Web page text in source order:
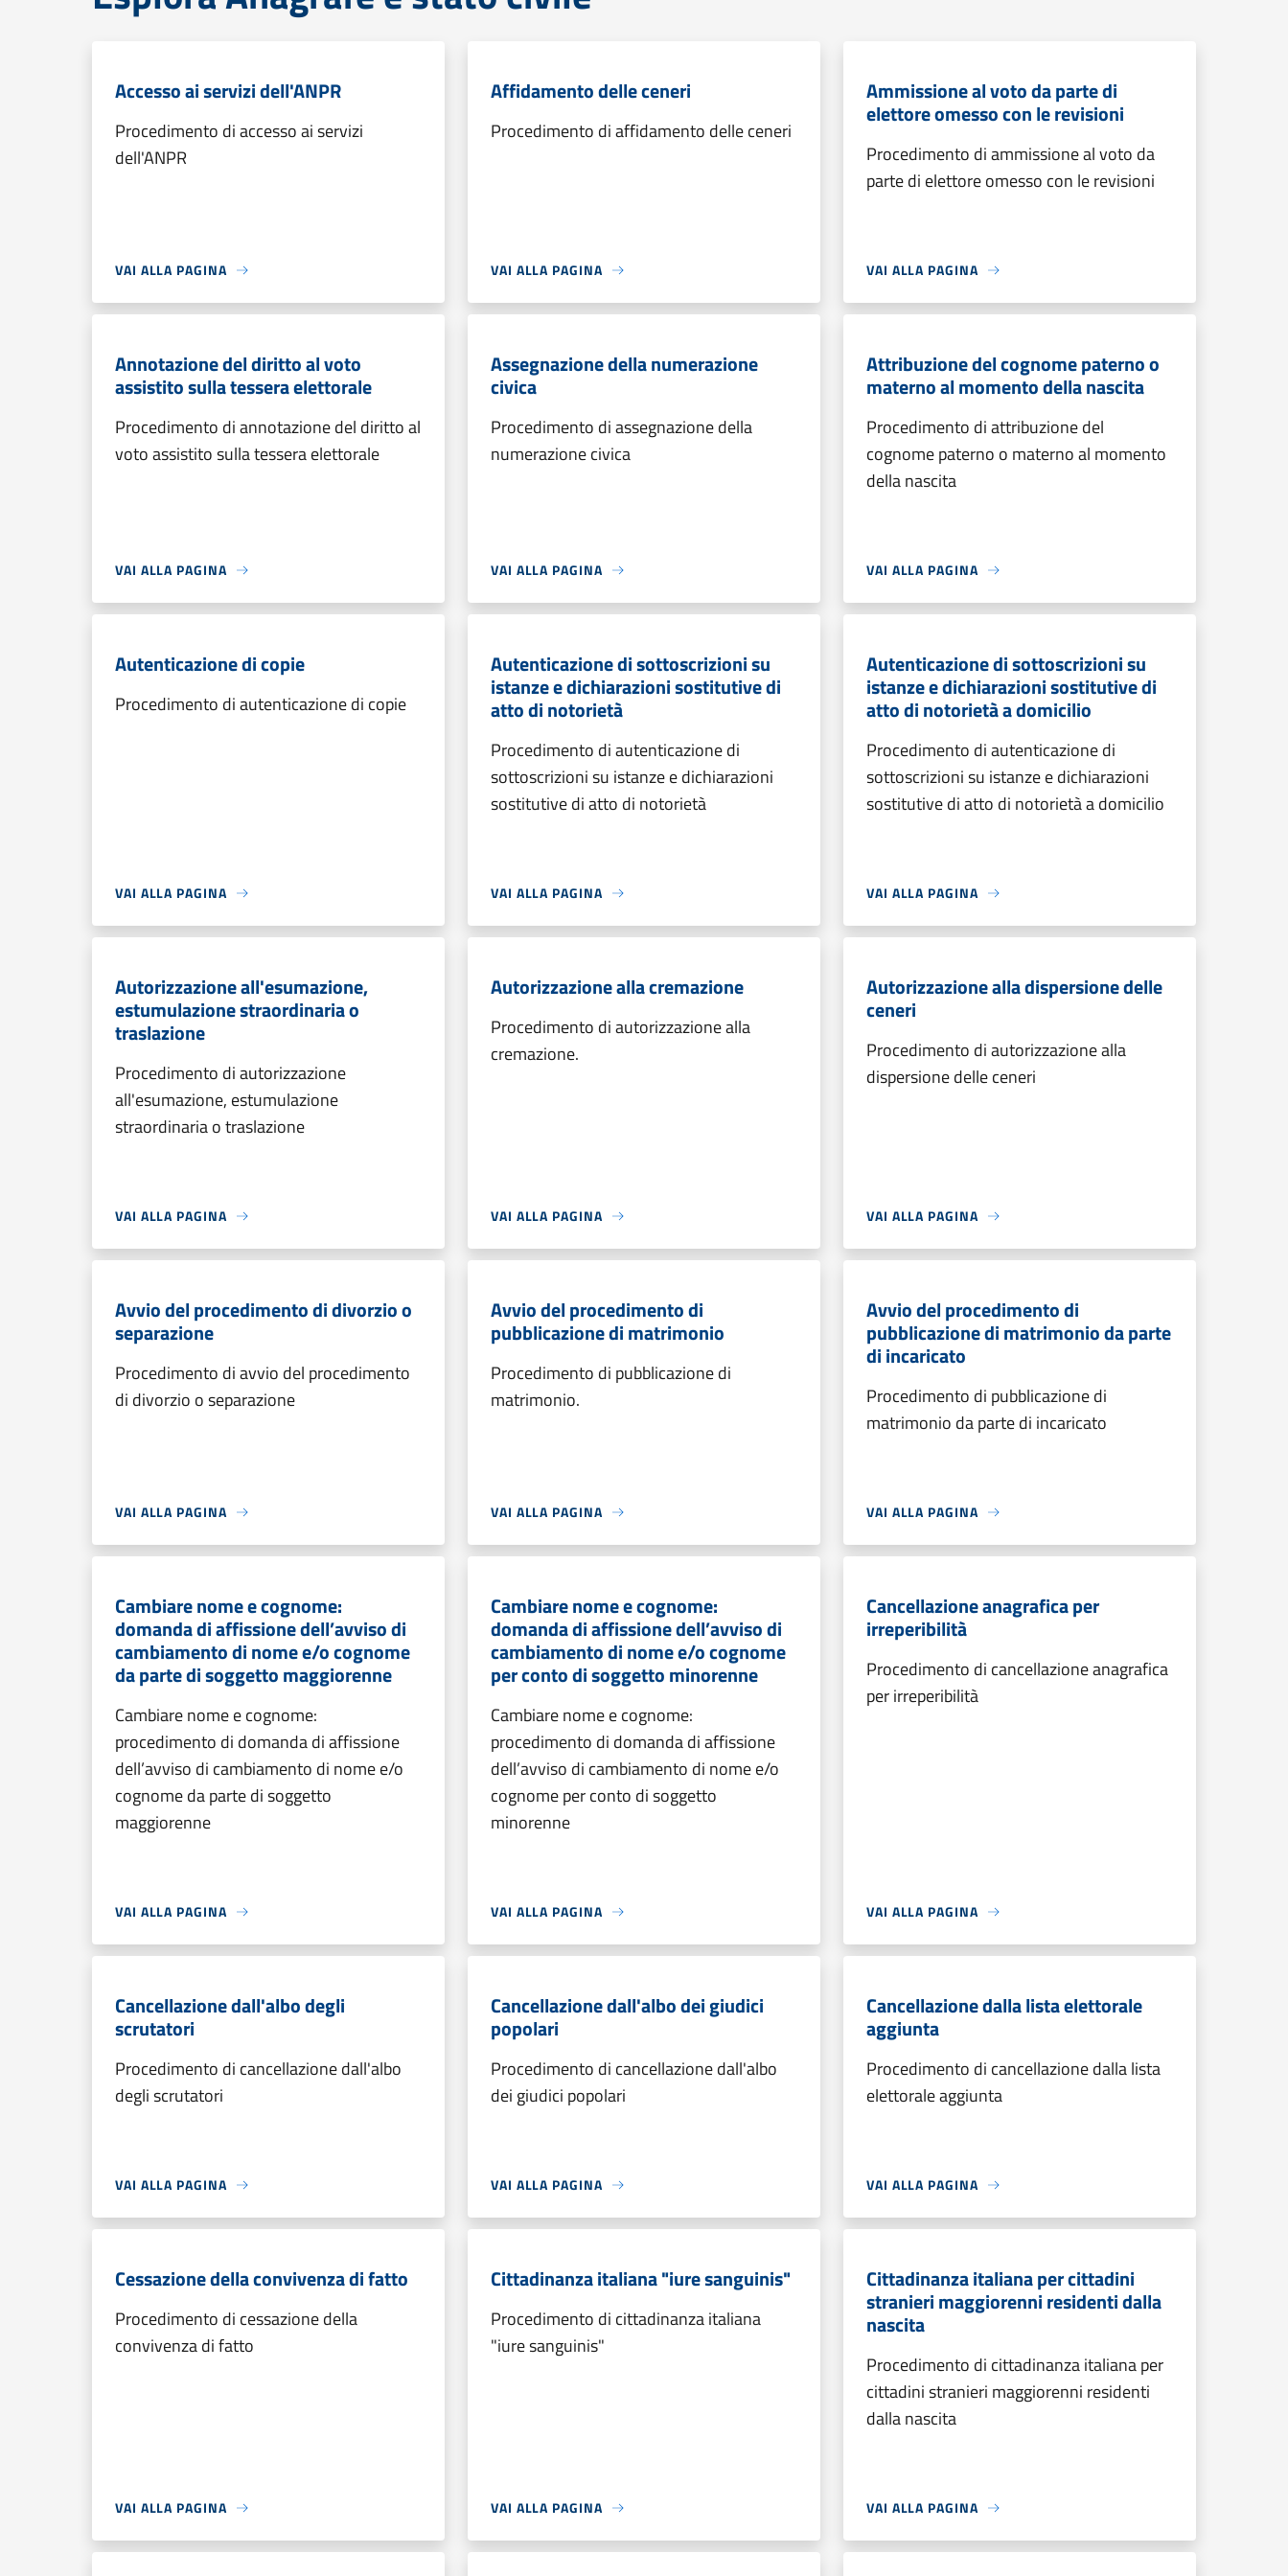
Accesso ai servizi dell'ANPR
Procedimento di accesso ai servizi
dell'ANPR
VAI ALLA PAGINA
Affidamento delle ceneri
Procedimento di affidamento delle ceneri
VAI ALLA PAGINA
Ammissione al voto da parte di
elettore omesso con le revisioni
Procedimento di ammissione al voto da
parte di elettore omesso con le revisioni
VAI ALLA PAGINA
Annotazione del diritto al voto
assistito sulla tessera elettorale
Procedimento di annotazione del diritto al
voto assistito sulla tessera elettorale
VAI ALLA PAGINA
Assegnazione della numerazione
civica
Procedimento di assegnazione della
numerazione civica
VAI ALLA PAGINA
Attribuzione del cognome paterno o
materno al momento della nascita
Procedimento di attribuzione del
cognome paterno o materno al momento
della nascita
VAI ALLA PAGINA
Autenticazione di copie
Procedimento di autenticazione di copie
VAI ALLA PAGINA
Autenticazione di sottoscrizioni su
istanze e dichiarazioni sostitutive di
atto di notorietà
Procedimento di autenticazione di
sottoscrizioni su istanze e dichiarazioni
sostitutive di atto di notorietà
VAI ALLA PAGINA
Autenticazione di sottoscrizioni su
istanze e dichiarazioni sostitutive di
atto di notorietà a domicilio
Procedimento di autenticazione di
sottoscrizioni su istanze e dichiarazioni
sostitutive di atto di notorietà a domicilio
VAI ALLA PAGINA
Autorizzazione all'esumazione,
estumulazione straordinaria o
traslazione
Procedimento di autorizzazione
all'esumazione, estumulazione
straordinaria o traslazione
VAI ALLA PAGINA
Autorizzazione alla cremazione
Procedimento di autorizzazione alla
cremazione.
VAI ALLA PAGINA
Autorizzazione alla dispersione delle
ceneri
Procedimento di autorizzazione alla
dispersione delle ceneri
VAI ALLA PAGINA
Avvio del procedimento di divorzio o
separazione
Procedimento di avvio del procedimento
di divorzio o separazione
VAI ALLA PAGINA
Avvio del procedimento di
pubblicazione di matrimonio
Procedimento di pubblicazione di
matrimonio.
VAI ALLA PAGINA
Avvio del procedimento di
pubblicazione di matrimonio da parte
di incaricato
Procedimento di pubblicazione di
matrimonio da parte di incaricato
VAI ALLA PAGINA
Cambiare nome e cognome:
domanda di affissione dell’avviso di
cambiamento di nome e/o cognome
da parte di soggetto maggiorenne
Cambiare nome e cognome:
procedimento di domanda di affissione
dell’avviso di cambiamento di nome e/o
cognome da parte di soggetto
maggiorenne
VAI ALLA PAGINA
Cambiare nome e cognome:
domanda di affissione dell’avviso di
cambiamento di nome e/o cognome
per conto di soggetto minorenne
Cambiare nome e cognome:
procedimento di domanda di affissione
dell’avviso di cambiamento di nome e/o
cognome per conto di soggetto
minorenne
VAI ALLA PAGINA
Cancellazione anagrafica per
irreperibilità
Procedimento di cancellazione anagrafica
per irreperibilità
VAI ALLA PAGINA
Cancellazione dall'albo degli
scrutatori
Procedimento di cancellazione dall'albo
degli scrutatori
VAI ALLA PAGINA
Cancellazione dall'albo dei giudici
popolari
Procedimento di cancellazione dall'albo
dei giudici popolari
VAI ALLA PAGINA
Cancellazione dalla lista elettorale
aggiunta
Procedimento di cancellazione dalla lista
elettorale aggiunta
VAI ALLA PAGINA
Cessazione della convivenza di fatto
Procedimento di cessazione della
convivenza di fatto
VAI ALLA PAGINA
Cittadinanza italiana "iure sanguinis"
Procedimento di cittadinanza italiana
"iure sanguinis"
VAI ALLA PAGINA
Cittadinanza italiana per cittadini
stranieri maggiorenni residenti dalla
nascita
Procedimento di cittadinanza italiana per
cittadini stranieri maggiorenni residenti
dalla nascita
VAI ALLA PAGINA